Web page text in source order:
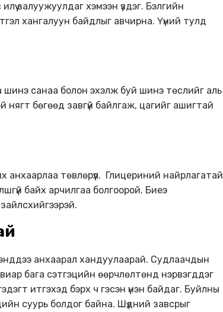
залуужуулдаг хэмээн үздэг. Бэлгийн
хангалуун байдлыг авчирна. Үүний тулд
шинэ санаа болон эхэлж буй шинэ төслийг аль
бөгөөд завгүй байлгаж, цагийг ашигтай
төвлөрүүл. Глицериний найрлагатай
байх арчилгаа болгоорой. Биеэ
анхаарал хандуулаарай. Судлаачдын
бага сэтгэцийн өөрчлөлтөнд нэрвэгддэг
итгэхэд бэрх ч гэсэн үнэн байдаг. Буйлны
суурь болдог байна. Шүдний завсрыг